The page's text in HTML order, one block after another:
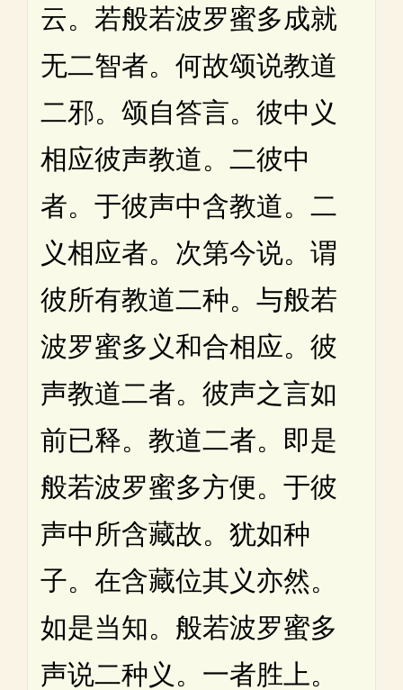
云。若般若波罗蜜多成就
无二智者。何故颂说教道
二邪。颂自答言。彼中义
相应彼声教道。二彼中
者。于彼声中含教道。二
义相应者。次第今说。谓
彼所有教道二种。与般若
波罗蜜多义和合相应。彼
声教道二者。彼声之言如
前已释。教道二者。即是
般若波罗蜜多方便。于彼
声中所含藏故。犹如种
子。在含藏位其义亦然。
如是当知。般若波罗蜜多
声说二种义。一者胜上。